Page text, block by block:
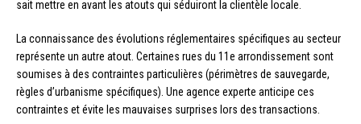
sait mettre en avant les atouts qui séduiront la clientèle locale.
La connaissance des évolutions réglementaires spécifiques au secteur
représente un autre atout. Certaines rues du 11e arrondissement sont
soumises à des contraintes particulières (périmètres de sauvegarde,
règles d’urbanisme spécifiques). Une agence experte anticipe ces
contraintes et évite les mauvaises surprises lors des transactions.